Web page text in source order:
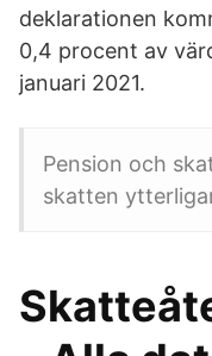
deklarationen
0,4 procent av
januari 2021.
Pension och
skatten